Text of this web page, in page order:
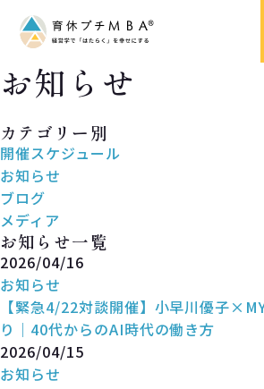
お知らせ
カテゴリー別
開催スケジュール
お知らせ
ブログ
メディア
お知らせ一覧
2026/04/16
お知らせ
【緊急4/22対談開催】小早川優子
り｜40代からのAI時代の働き方
2026/04/15
お知らせ